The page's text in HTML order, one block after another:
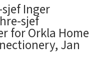
Inger
sjef
for Orkla Home
Jan